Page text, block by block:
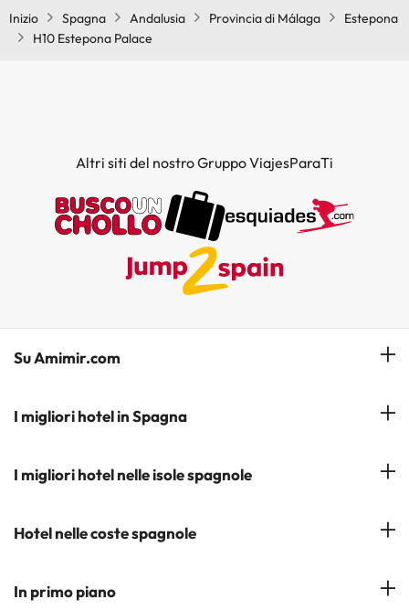
Inizio Spagna Andalusia Provincia di Málaga
Estepona
H10 Estepona Palace
Altri siti del nostro Gruppo ViajesParaTi
Su Amimir.com
Il Nostro Team
Iscrivetevi alla nostra newsletter
I migliori hotel in Spagna
Hotel a Salou
Hotel a Cádiz
I migliori hotel nelle isole spagnole
Hotel a Tenerife
Hotel a Maiorca
Hotel nelle coste spagnole
Costa del Sol
In primo piano